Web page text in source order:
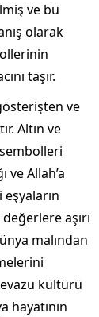
ve bu
olarak
taşır.
ve
Altın ve
ve Allah’a
aşırı
malından
kültürü
hayatının